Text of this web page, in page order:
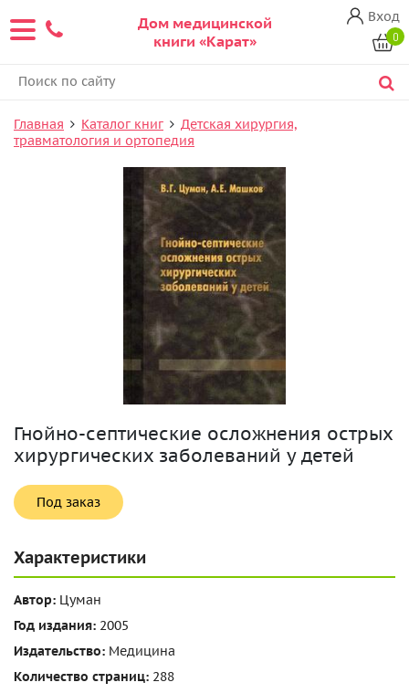
Дом медицинской
книги «Карат»
Вход
0
Главная Каталог книг
Детская хирургия,
травматология и ортопедия
Гнойно-септические осложнения острых
хирургических заболеваний у детей
Под заказ
Характеристики
Автор: Цуман
Год издания: 2005
Издательство: Медицина
Количество страниц: 288